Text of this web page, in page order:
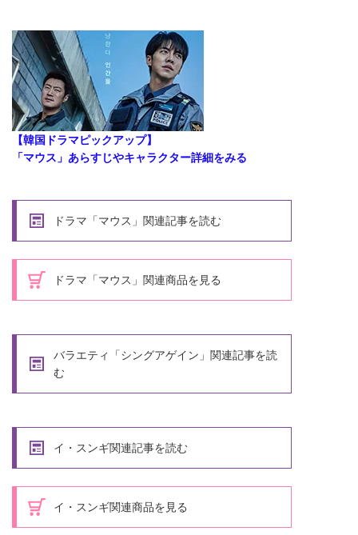
【韓国ドラマピックアップ】
「マウス」あらすじやキャラクター詳細をみる
ドラマ「マウス」関連記事を読む
ドラマ「マウス」関連商品を見る
バラエティ「シングアゲイン」関連記事を読
む
イ・スンギ関連記事を読む
イ・スンギ関連商品を見る